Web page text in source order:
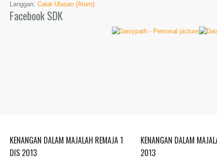
Langgan: Catat Ulasan (Atom)
Facebook SDK
KENANGAN DALAM MAJALAH REMAJA 1
DIS 2013
KENANGAN DALAM
2013